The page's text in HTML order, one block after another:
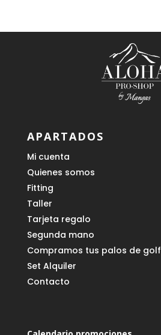
APARTADOS
Mi cuenta
Quienes somos
Fitting
Taller
Tarjeta regalo
Segunda mano
Compramos tus palos de golf
Set Alquiler
Contacto